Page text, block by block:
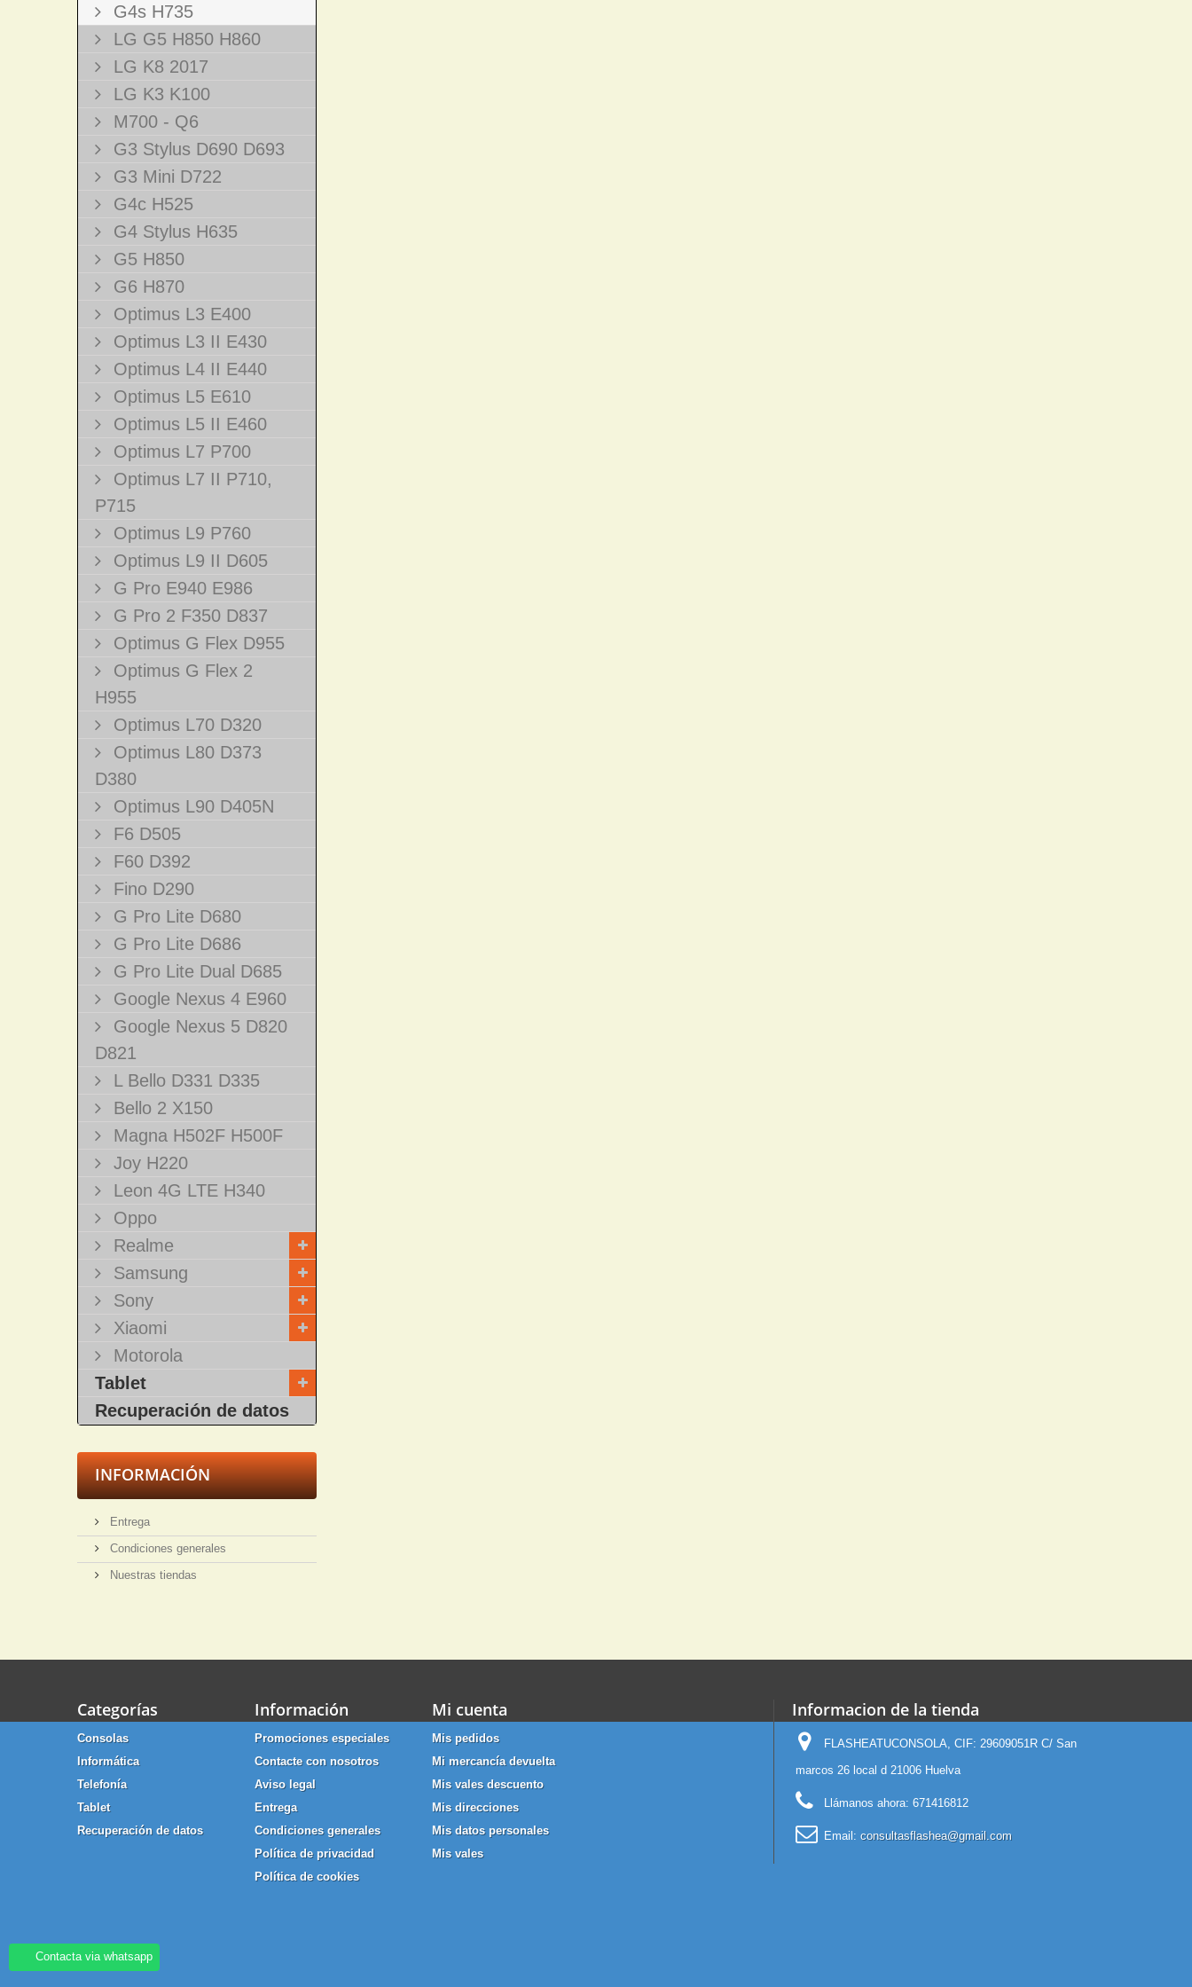
Contacta via whatsapp
G4s H735
LG G5 H850 H860
LG K8 2017
LG K3 K100
M700 - Q6
G3 Stylus D690 D693
G3 Mini D722
G4c H525
G4 Stylus H635
G5 H850
G6 H870
Optimus L3 E400
Optimus L3 II E430
Optimus L4 II E440
Optimus L5 E610
Optimus L5 II E460
Optimus L7 P700
Optimus L7 II P710,
P715
Optimus L9 P760
Optimus L9 II D605
G Pro E940 E986
G Pro 2 F350 D837
Optimus G Flex D955
Optimus G Flex 2
H955
Optimus L70 D320
Optimus L80 D373
D380
Optimus L90 D405N
F6 D505
F60 D392
Fino D290
G Pro Lite D680
G Pro Lite D686
G Pro Lite Dual D685
Google Nexus 4 E960
Google Nexus 5 D820
D821
L Bello D331 D335
Bello 2 X150
Magna H502F H500F
Joy H220
Leon 4G LTE H340
Oppo
Realme
Samsung
Sony
Xiaomi
Motorola
Tablet
Recuperación de datos
INFORMACIÓN
Entrega
Condiciones generales
Nuestras tiendas
Categorías
Consolas
Informática
Telefonía
Tablet
Recuperación de datos
Información
Promociones especiales
Contacte con nosotros
Aviso legal
Entrega
Condiciones generales
Política de privacidad
Política de cookies
Mi cuenta
Mis pedidos
Mi mercancía devuelta
Mis vales descuento
Mis direcciones
Mis datos personales
Mis vales
Informacion de la tienda
FLASHEATUCONSOLA, CIF: 29609051R C/ San
marcos 26 local d 21006 Huelva
Llámanos ahora: 671416812
Email: consultasflashea@gmail.com